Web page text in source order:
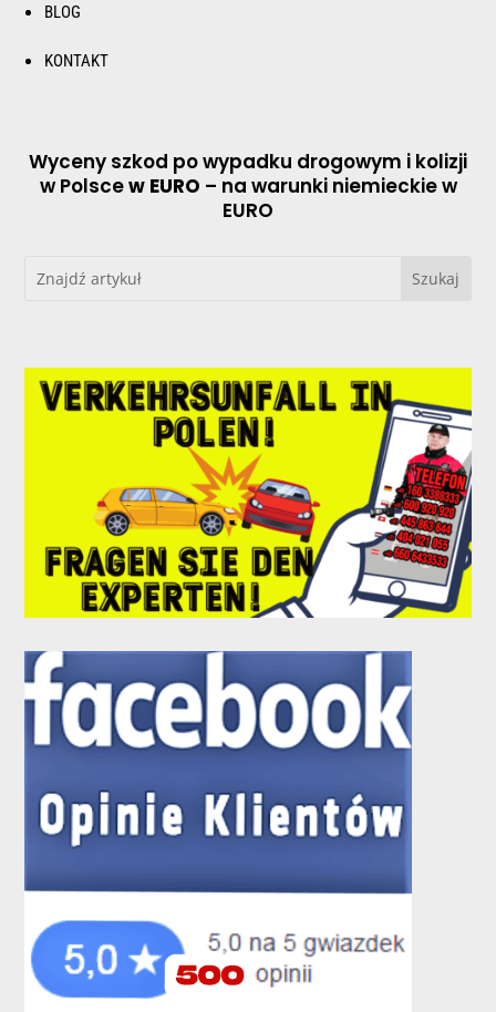
BLOG
KONTAKT
Wyceny szkod po wypadku drogowym i kolizji
w Polscew EURO – na warunki niemieckie w
EURO